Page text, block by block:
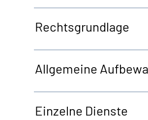
Rechtsgrundlage
Allgemeine
Einzelne Dienste